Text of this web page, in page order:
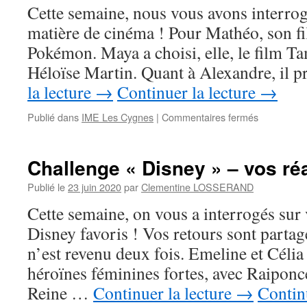
Cette semaine, nous vous avons
matière de cinéma ! Pour Mathéo, son
Pokémon. Maya a choisi, elle, le film
Héloïse Martin. Quant à Alexandre, il
la lecture → Continuer la lecture →
Publié dans IME Les Cygnes | Commentaires ferméssur
préférés »
réalisations
Challenge « Disney » – vos
Publié le23 juin 2020parClementine LOSSERAND
Cette semaine, on vous a interrogés sur
Disney favoris ! Vos retours sont
n’est revenu deux fois. Emeline et
héroïnes féminines fortes, avec
Reine … Continuer la lecture →